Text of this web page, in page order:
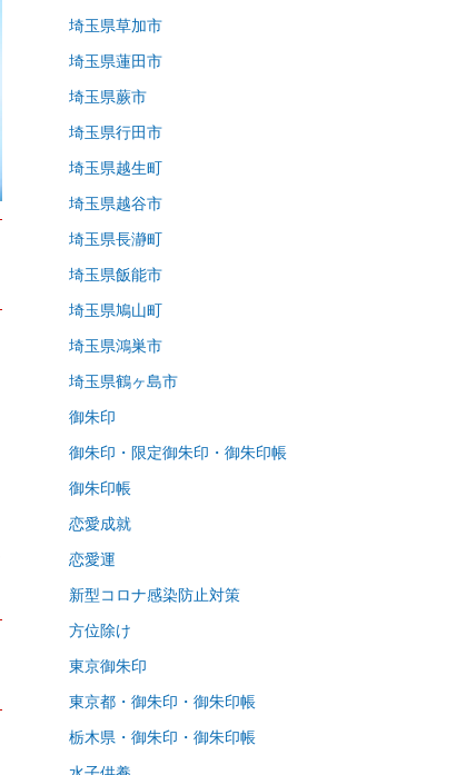
埼玉県草加市
埼玉県蓮田市
埼玉県蕨市
埼玉県行田市
埼玉県越生町
埼玉県越谷市
埼玉県長瀞町
埼玉県飯能市
埼玉県鳩山町
埼玉県鴻巣市
埼玉県鶴ヶ島市
御朱印
御朱印・限定御朱印・御朱印帳
御朱印帳
恋愛成就
恋愛運
新型コロナ感染防止対策
方位除け
東京御朱印
東京都・御朱印・御朱印帳
栃木県・御朱印・御朱印帳